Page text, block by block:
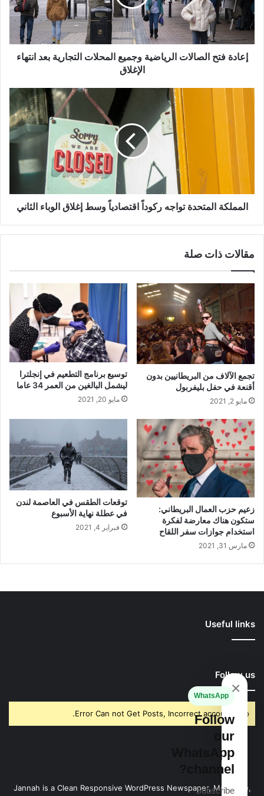
المحلات
التجارية
بعد
انتهاء
الإغلاق
إعادة فتح الصالات الرياضية وجميع المحلات التجارية بعد انتهاء
الإغلاق
المملكة
المتحدة
تواجه
الثاني
المملكة المتحدة تواجه ركوداً اقتصادياً وسط إغلاق الوباء الثاني
مقالات ذات صلة
تجمع الآلاف من البريطانيين بدون
أقنعة في حفل بليفربول
مايو 2, 2021
توسيع برنامج التطعيم في إنجلترا
ليشمل البالغين من العمر 34 عاما
مايو 20, 2021
زعيم حزب العمال البريطاني:
ستكون هناك معارضة لفكرة
استخدام جوازات سفر اللقاح
مارس 31, 2021
توقعات الطقس في العاصمة لندن
في عطلة نهاية الأسبوع
فبراير 4, 2021
Useful links
Follow us
Error Can not Get Posts, Incorrect account info.
Jannah is a Clean Responsive WordPress Newspaper, Magazine,
×
WhatsApp
Follow
our
WhatsApp
channel?
Subscribe